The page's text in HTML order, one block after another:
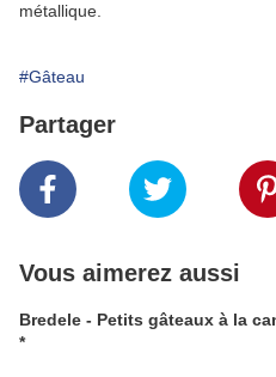
métallique.
#Gâteau
Partager
Vous aimerez aussi
Bredele - Petits gâteaux à la
*